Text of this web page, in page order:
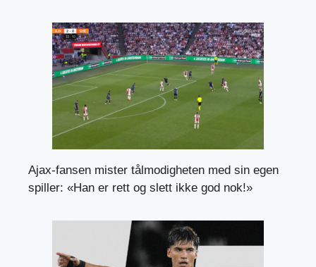
Ajax-fansen mister tålmodigheten med sin egen
spiller: «Han er rett og slett ikke god nok!»